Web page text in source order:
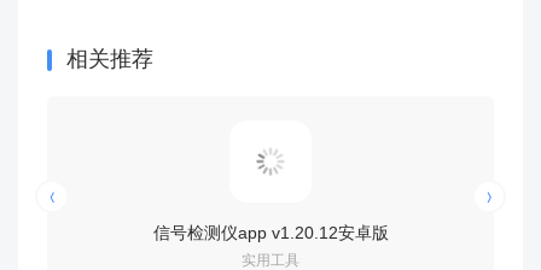
相关推荐
信号检测仪app v1.20.12安卓版
实用工具